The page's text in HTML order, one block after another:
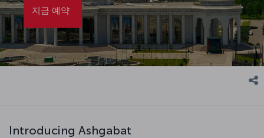
지금 예약
Introducing Ashgabat